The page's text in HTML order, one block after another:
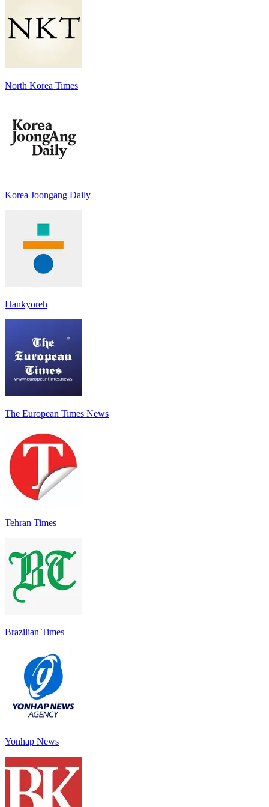
North Korea Times
Korea Joongang Daily
Hankyoreh
The European Times News
Tehran Times
Brazilian Times
Yonhap News